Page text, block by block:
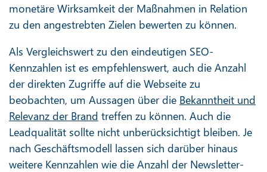
monetäre Wirksamkeit der Maßnahmen in Relation
zu den angestrebten Zielen bewerten zu können.
Als Vergleichswert zu den eindeutigen SEO-
Kennzahlen ist es empfehlenswert, auch die Anzahl
der direkten Zugriffe auf die Webseite zu
beobachten, um Aussagen über die Bekanntheit und
Relevanz der Brand treffen zu können. Auch die
Leadqualität sollte nicht unberücksichtigt bleiben. Je
nach Geschäftsmodell lassen sich darüber hinaus
weitere Kennzahlen wie die Anzahl der Newsletter-